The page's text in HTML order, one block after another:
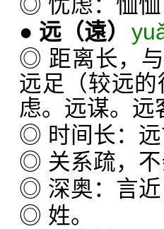
● 远 （遠）
◎ 距离长，与
远足（较远
虑。远谋。远
◎ 时间长：远
◎ 关系疏，不
◎ 深奥：言近
◎ 姓。